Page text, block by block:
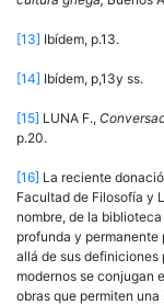
[13] Ibídem, p.13.
[14] Ibídem, p,13y ss.
[15] LUNA F.,
p.20.
[16] La reciente
Facultad de Filosofía y
nombre, de la
profunda y
allá de sus
modernos se conjugan
obras que permiten